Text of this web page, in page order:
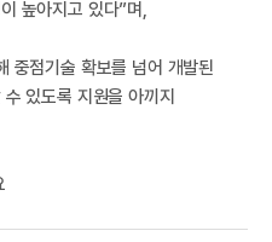
높아지고 있다”며,
중점기술 확보를 넘어 개발된
있도록 지원을 아끼지